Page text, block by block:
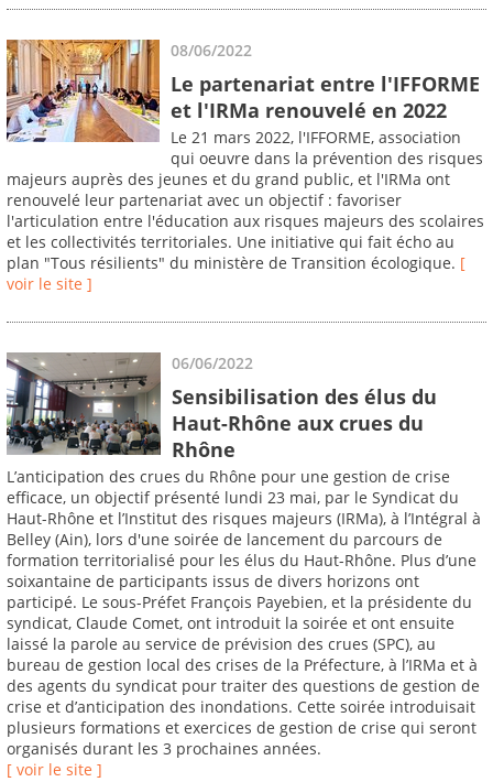
08/06/2022
Le partenariat entre l'IFFORME
et l'IRMa renouvelé en 2022
Le 21 mars 2022, l'IFFORME, association
qui oeuvre dans la prévention des risques
majeurs auprès des jeunes et du grand public, et l'IRMa ont
renouvelé leur partenariat avec un objectif : favoriser
l'articulation entre l'éducation aux risques majeurs des scolaires
et les collectivités territoriales. Une initiative qui fait écho au
plan "Tous résilients" du ministère de Transition écologique. [
voir le site ]
06/06/2022
Sensibilisation des élus du
Haut-Rhône aux crues du
Rhône
L’anticipation des crues du Rhône pour une gestion de crise
efficace, un objectif présenté lundi 23 mai, par le Syndicat du
Haut-Rhône et l’Institut des risques majeurs (IRMa), à l’Intégral à
Belley (Ain), lors d'une soirée de lancement du parcours de
formation territorialisé pour les élus du Haut-Rhône. Plus d’une
soixantaine de participants issus de divers horizons ont
participé. Le sous-Préfet François Payebien, et la présidente du
syndicat, Claude Comet, ont introduit la soirée et ont ensuite
laissé la parole au service de prévision des crues (SPC), au
bureau de gestion local des crises de la Préfecture, à l’IRMa et à
des agents du syndicat pour traiter des questions de gestion de
crise et d’anticipation des inondations. Cette soirée introduisait
plusieurs formations et exercices de gestion de crise qui seront
organisés durant les 3 prochaines années.
[ voir le site ]